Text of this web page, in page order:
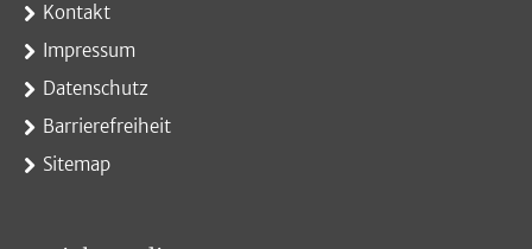
Kontakt
Impressum
Datenschutz
Barrierefreiheit
Sitemap